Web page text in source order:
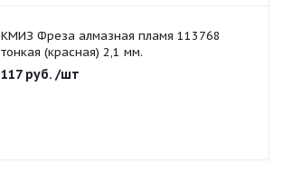
КМИЗ Фреза алмазная пламя 113768
тонкая (красная) 2,1 мм.
117руб. /шт